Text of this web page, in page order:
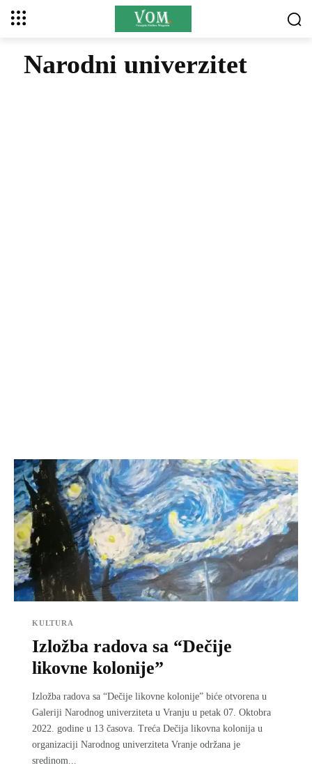
Narodni univerzitet
KULTURA
Izložba radova sa “Dečije
likovne kolonije”
Izložba radova sa “Dečije likovne kolonije” biće otvorena u
Galeriji Narodnog univerziteta u Vranju u petak 07. Oktobra
2022. godine u 13 časova. Treća Dečija likovna kolonija u
organizaciji Narodnog univerziteta Vranje održana je
sredinom...